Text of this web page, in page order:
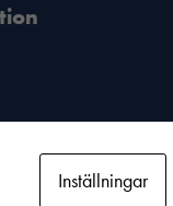
Inställningar